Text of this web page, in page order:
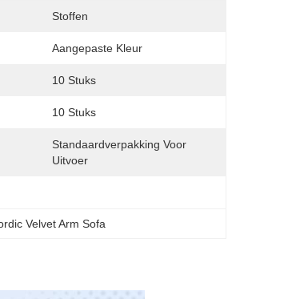
Stoffen
Aangepaste Kleur
10 Stuks
10 Stuks
Standaardverpakking Voor
Uitvoer
Velvet Arm Sofa